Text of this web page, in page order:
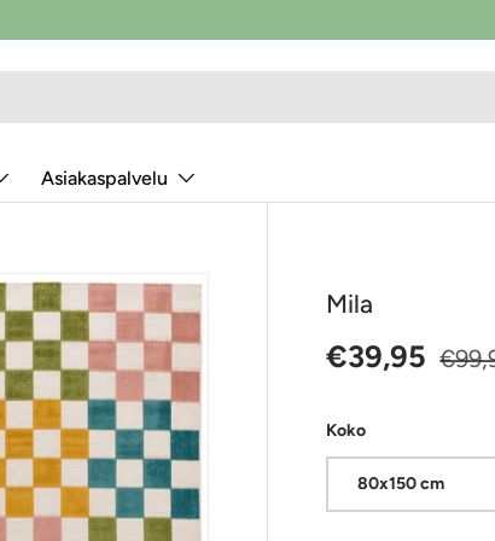
Asiakaspalvelu
Mila
€39,95
Koko
80x150 cm